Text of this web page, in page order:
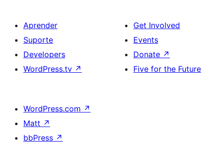
Aprender
Suporte
Developers
WordPress.tv ↗
Get Involved
Events
Donate ↗
Five for the Future
WordPress.com ↗
Matt ↗
bbPress ↗